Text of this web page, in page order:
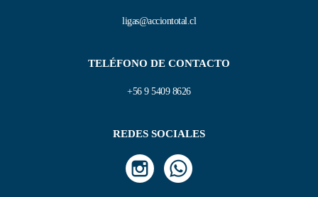
ligas@acciontotal.cl
TELÉFONO DE CONTACTO
+56 9 5409 8626
REDES SOCIALES